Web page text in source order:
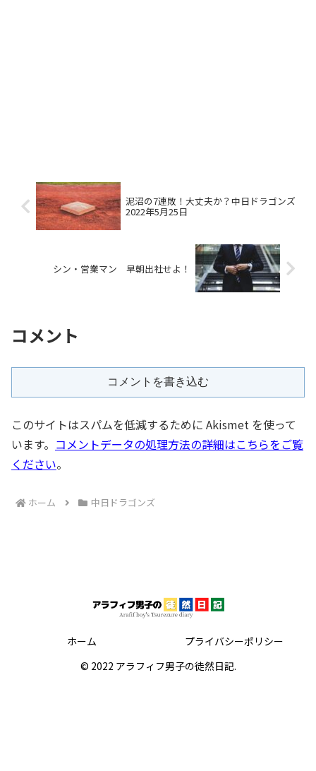
泥沼の7連敗！大丈夫か？中日ドラゴンズ
2022年5月25日
シン・営業マン 早朝出社せよ！
コメント
コメントを書き込む
このサイトはスパムを低減するために Akismet を使って
います。 コメントデータの処理方法の詳細はこちらをご覧
ください。
ホーム 中日ドラゴンズ
ホーム
プライバシーポリシー
© 2022 アラフィフ男子の徒然日記.